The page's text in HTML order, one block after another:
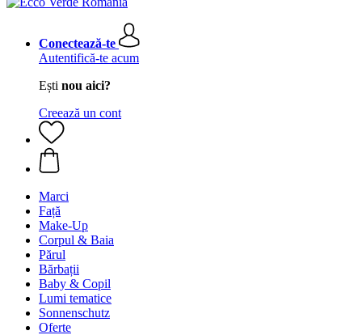
Conectează-te
Autentifică-te acum
Ești nou aici?
Creează un cont
Marci
Față
Make-Up
Corpul & Baia
Părul
Bărbații
Baby & Copil
Lumi tematice
Sonnenschutz
Oferte